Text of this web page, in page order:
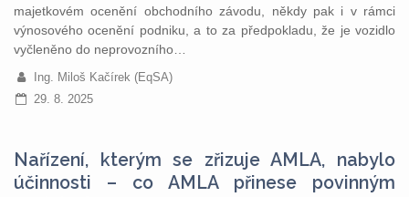
majetkovém ocenění obchodního závodu, někdy pak i v rámci
výnosového ocenění podniku, a to za předpokladu, že je vozidlo
vyčleněno do neprovozního…
Ing. Miloš Kačírek (EqSA)
29. 8. 2025
Nařízení, kterým se zřizuje AMLA, nabylo
účinnosti – co AMLA přinese povinným